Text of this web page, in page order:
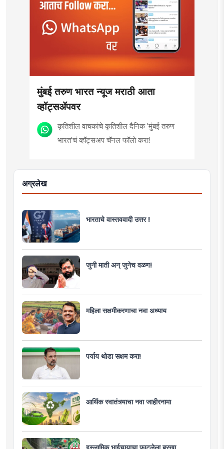
मुंबई तरुण भारत न्यूज मराठी आता
व्हॉट्सॲपवर
कृतिशील वाचकांचे कृतिशील दैनिक 'मुंबई तरुण
भारत'चं व्हॉट्सअप चॅनल फॉलो करा!
अग्रलेख
भारताचे वास्तववादी उत्तर !
जुनी माती अन् जुनेच वळण!
महिला सक्षमीकरणाचा नवा अध्याय
पर्याय थोडा सक्षम करा!
आर्थिक स्वातंत्र्याचा नवा जाहीरनामा